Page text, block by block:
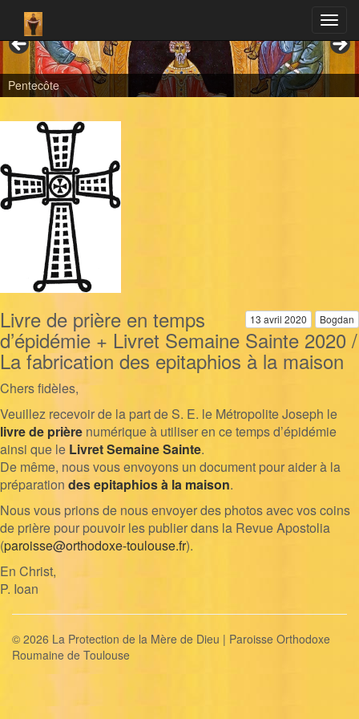
Pentecôte
13 avril 2020 Bogdan
Livre de prière en temps
d’épidémie + Livret Semaine Sainte 2020 /
La fabrication des epitaphios à la maison
Chers fidèles,
Veuillez recevoir de la part de S. E. le Métropolite Joseph le
livre de prière numérique à utiliser en ce temps d’épidémie
ainsi que le Livret Semaine Sainte.
De même, nous vous envoyons un document pour aider à la
préparation des epitaphios à la maison.
Nous vous prions de nous envoyer des photos avec vos coins
de prière pour pouvoir les publier dans la Revue Apostolia
(paroisse@orthodoxe-toulouse.fr).
En Christ,
P. Ioan
© 2026 La Protection de la Mère de Dieu | Paroisse Orthodoxe
Roumaine de Toulouse